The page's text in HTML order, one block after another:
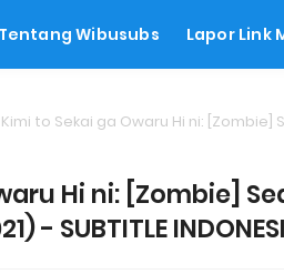
Tentang Wibusubs Lapor Link
Kimi to Sekai ga Owaru Hi ni: [Zombie] Season 2 Episode 04
Hi ni: [Zombie]
- SUBTITLE